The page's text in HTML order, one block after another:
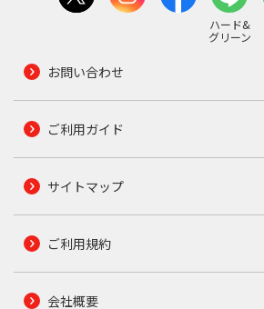
ハード&
グリーン
お問い合わせ
ご利用ガイド
サイトマップ
ご利用規約
会社概要